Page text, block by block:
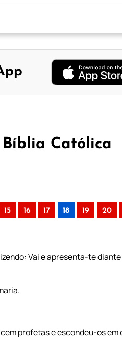
Bíblia Católica
15 16 17 18 19 20
Vai e apresenta-te
profetas e escondeu-os em